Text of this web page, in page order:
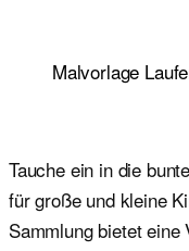
Malvorlage
Tauche ein in die
für große und kleine
Sammlung bietet